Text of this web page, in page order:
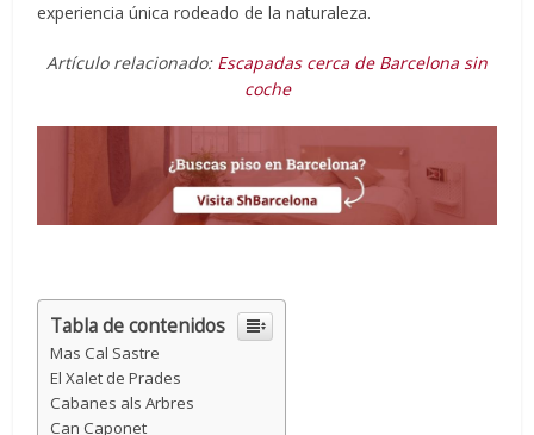
experiencia única rodeado de la naturaleza.
Artículo relacionado:Escapadas cerca de Barcelona sin
coche
Tabla de contenidos
Mas Cal Sastre
El Xalet de Prades
Cabanes als Arbres
Can Caponet